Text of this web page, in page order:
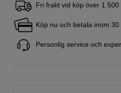
Fri frakt vid köp över 1 500
Köp nu och betala inom 30
Personlig service och